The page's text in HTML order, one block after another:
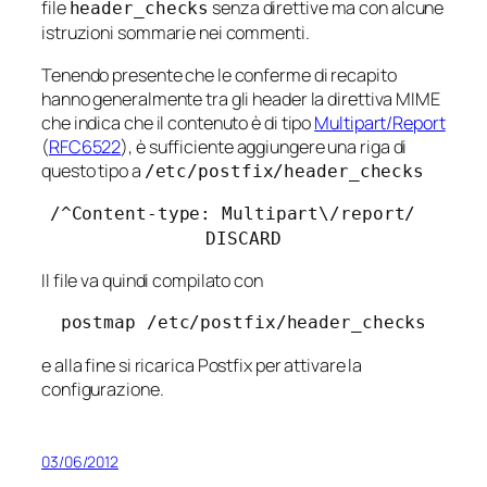
file header_checks senza direttive ma con alcune
istruzioni sommarie nei commenti.
Tenendo presente che le conferme di recapito
hanno generalmente tra gli header la direttiva MIME
che indica che il contenuto è di tipoMultipart/Report
(RFC6522), è sufficiente aggiungere una riga di
questo tipo a /etc/postfix/header_checks
/^Content-type: Multipart\/report/
DISCARD
Il file va quindi compilato con
postmap /etc/postfix/header_checks
e alla fine si ricarica Postfix per attivare la
configurazione.
03/06/2012